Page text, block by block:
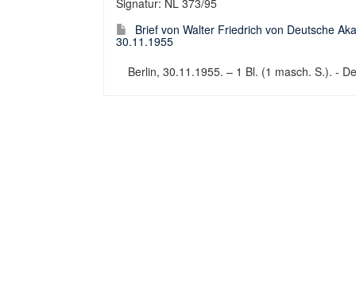
Signatur: NL 373/95
Brief von Walter Friedrich von Deutsche
30.11.1955
Berlin, 30.11.1955. – 1 Bl. (1 masch. S.). -